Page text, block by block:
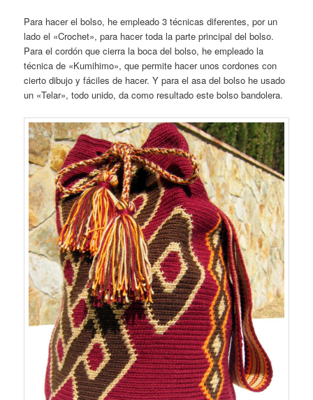
Para hacer el bolso, he empleado 3 técnicas diferentes, por un
lado el «Crochet», para hacer toda la parte principal del bolso.
Para el cordón que cierra la boca del bolso, he empleado la
técnica de «Kumihimo», que permite hacer unos cordones con
cierto dibujo y fáciles de hacer. Y para el asa del bolso he usado
un «Telar», todo unido, da como resultado este bolso bandolera.